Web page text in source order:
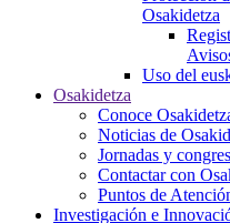
Osakidetza
Uso del
Osakidetza
Conoce
Noticias de
Jornadas y
Contactar con
Puntos de
Investigación e